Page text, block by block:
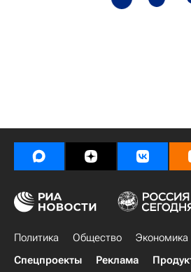
Политика Общество Экономика
Спецпроекты
Реклама